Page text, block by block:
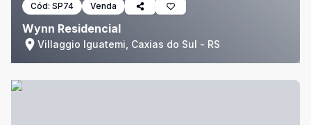
Cód: SP74 Venda
Wynn Residencial
Villaggio Iguatemi, Caxias do Sul - RS